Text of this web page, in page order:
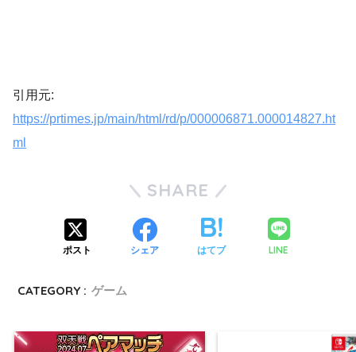
引用元:
https://prtimes.jp/main/html/rd/p/000006871.000014827.ht
ml
SHARE
ポスト シェア はてブ LINE
CATEGORY : ゲーム